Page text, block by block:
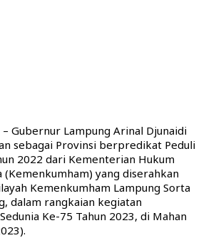
– Gubernur Lampung Arinal Djunaidi
sebagai Provinsi berpredikat Peduli
2022 dari Kementerian Hukum
(Kemenkumham) yang diserahkan
Kemenkumham Lampung Sorta
dalam rangkaian kegiatan
Ke-75 Tahun 2023, di Mahan